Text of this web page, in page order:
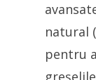
natural
pentru